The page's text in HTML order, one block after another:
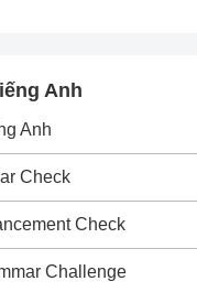
Anh
Anh
Check
Check
Challenge